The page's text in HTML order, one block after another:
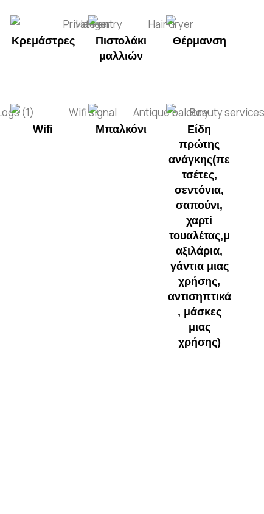
Κρεμάστρες
Πιστολάκι
μαλλιών
Θέρμανση
Wifi Μπαλκόνι
Είδη
πρώτης
ανάγκης(πε
τσέτες,
σεντόνια,
σαπούνι,
χαρτί
τουαλέτας,μ
αξιλάρια,
γάντια μιας
χρήσης,
αντισηπτικά
, μάσκες
μιας
χρήσης)